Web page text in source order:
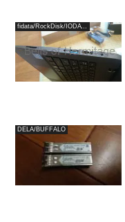
fidata/RockDisk/IODATA
DELA/BUFFALO